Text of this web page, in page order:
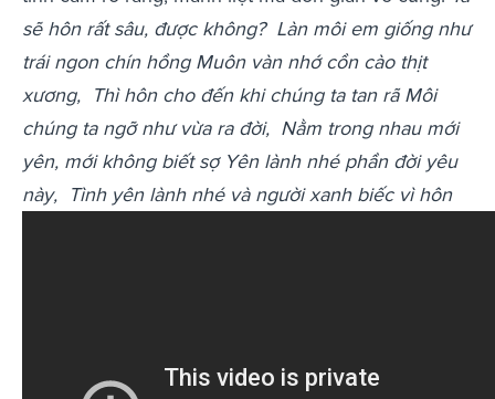
sẽ hôn rất sâu, được không? Làn môi em giống như
trái ngon chín hồng Muôn vàn nhớ cồn cào thịt
xương,
Thì hôn cho đến khi chúng ta tan rã Môi
chúng ta ngỡ như vừa ra đời, Nằm trong nhau mới
yên, mới không biết sợ Yên lành nhé phần đời yêu
này,
Tình yên lành nhé và người xanh biếc vì hôn